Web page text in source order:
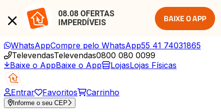
08.08 OFERTAS
IMPERDÍVEIS
BAIXE O APP
WhatsAppCompre pelo WhatsApp55 41 74031865
TelevendasTelevendas0800 080 0099
Baixe o AppBaixe o App LojasLojas Físicas
Entrar Favoritos Carrinho
Informe o seu CEP